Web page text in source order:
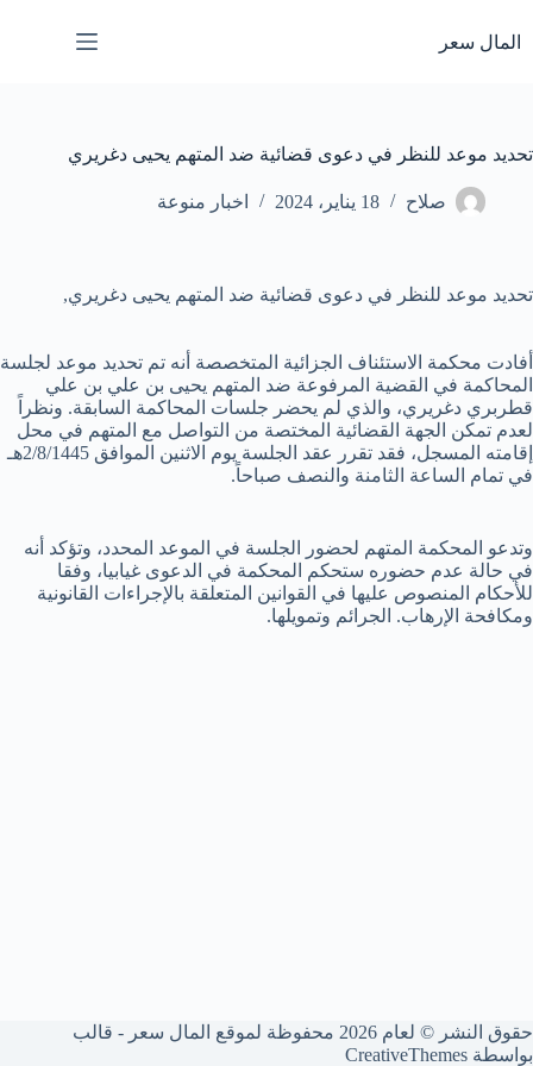
إلى
المحتوى
المال سعر
تحديد موعد للنظر في دعوى قضائية ضد المتهم يحيى دغريري
صلاح 18 يناير، 2024 اخبار منوعة
تحديد موعد للنظر في دعوى قضائية ضد المتهم يحيى دغريري,
أفادت محكمة الاستئناف الجزائية المتخصصة أنه تم تحديد موعد لجلسة
المحاكمة في القضية المرفوعة ضد المتهم يحيى بن علي بن علي
قطربري دغريري، والذي لم يحضر جلسات المحاكمة السابقة. ونظراً
لعدم تمكن الجهة القضائية المختصة من التواصل مع المتهم في محل
إقامته المسجل، فقد تقرر عقد الجلسة يوم الاثنين الموافق 2/8/1445هـ
في تمام الساعة الثامنة والنصف صباحاً.
وتدعو المحكمة المتهم لحضور الجلسة في الموعد المحدد، وتؤكد أنه
في حالة عدم حضوره ستحكم المحكمة في الدعوى غيابيا، وفقا
للأحكام المنصوص عليها في القوانين المتعلقة بالإجراءات القانونية
ومكافحة الإرهاب. الجرائم وتمويلها.
حقوق النشر © لعام 2026 محفوظة لموقع المال سعر - قالب
بواسطة CreativeThemes